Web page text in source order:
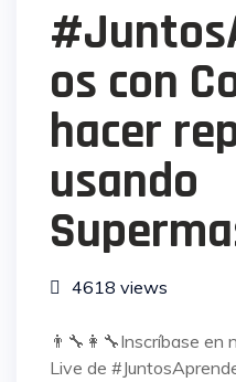
os con
hacer
usando
4618 views
👨‍🔧👩‍🔧Inscríbase en
Live de